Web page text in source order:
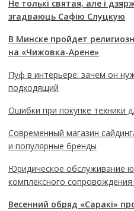
Не толькі святая, але і
згадваюць Сафію Слуцкую
В Минске пройдет
на «Чижовка-Арене»
Пуф в интерьере: зачем он
подходящий
Ошибки при покупке техники
Современный магазин
и популярные бренды
Юридическое обслуживание
комплексного сопровождения
Весенний обряд «Саракі»